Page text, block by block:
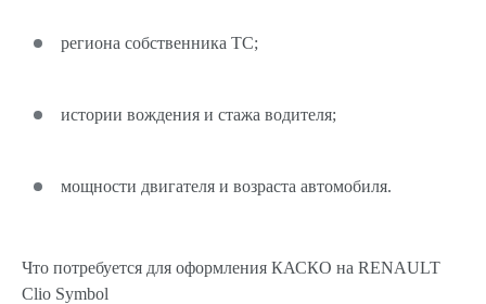
региона собственника ТС;
истории вождения и стажа водителя;
мощности двигателя и возраста автомобиля.
Что потребуется для оформления КАСКО на RENAULT
Clio Symbol